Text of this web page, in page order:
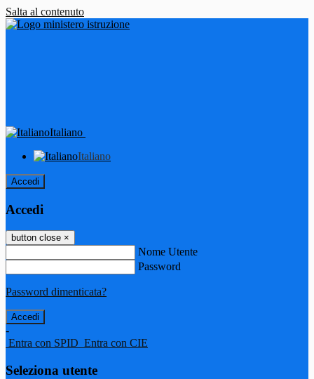
Salta al contenuto
Italiano
Italiano
Accedi
Accedi
button close ×
Nome Utente
Password
Password dimenticata?
-
Entra con SPID Entra con CIE
Seleziona utente